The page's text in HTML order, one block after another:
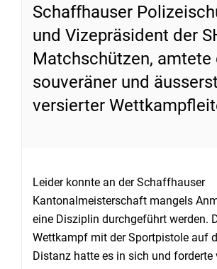
Schaffhauser
und Vizepräsident der
Matchschützen, amtete
souveräner und äusserst
versierter
Leider konnte an der Schaffhauser
Kantonalmeisterschaft mangels
eine Disziplin durchgeführt werden.
Wettkampf mit der Sportpistole auf
Distanz hatte es in sich und forderte